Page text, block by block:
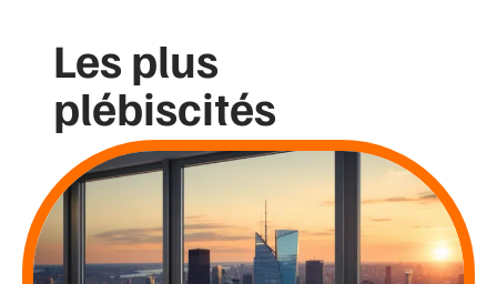
Les plus
plébiscités